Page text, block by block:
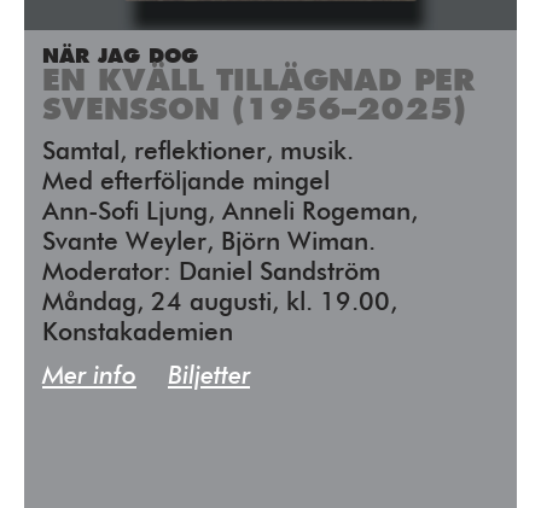
NÄR JAG DOG
EN KVÄLL TILLÄGNAD PER
SVENSSON (1956–2025)
Samtal, reflektioner, musik.
Med efterföljande mingel
Ann-Sofi Ljung, Anneli Rogeman,
Svante Weyler, Björn Wiman.
Moderator: Daniel Sandström
Måndag, 24 augusti, kl. 19.00,
Konstakademien
Mer info
Biljetter